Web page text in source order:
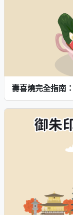
壽喜燒完全指南